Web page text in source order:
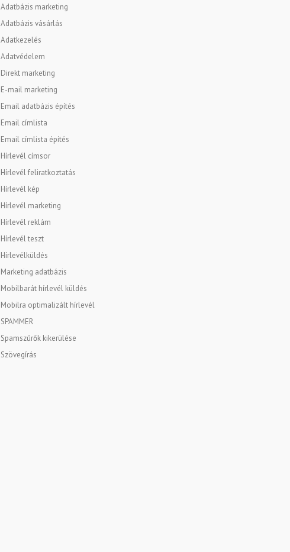
Adatbázis marketing
Adatbázis vásárlás
Adatkezelés
Adatvédelem
Direkt marketing
E-mail marketing
Email adatbázis építés
Email címlista
Email címlista építés
Hírlevél címsor
Hírlevél feliratkoztatás
Hírlevél kép
Hírlevél marketing
Hírlevél reklám
Hírlevél teszt
Hírlevélküldés
Marketing adatbázis
Mobilbarát hírlevél küldés
Mobilra optimalizált hírlevél
SPAMMER
Spamszűrők kikerülése
Szövegírás